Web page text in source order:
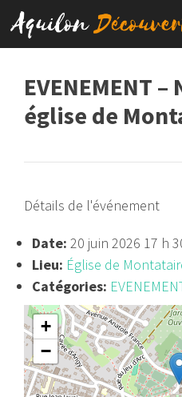
Aller
au
contenu
EVENEMENT
église de
Détails de l'événement
Date: 20 juin 2026 17 h
Lieu: Église de
Catégories:
+
−